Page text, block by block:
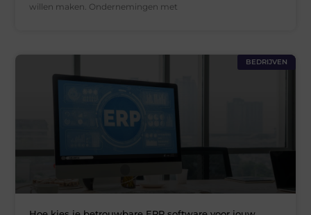
willen maken. Ondernemingen met
BEDRIJVEN